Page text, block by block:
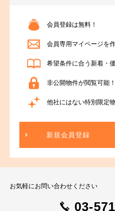
会員登録は無料！
会員専用マイページを
希望条件に合う新着・
非公開物件が閲覧可能！
他社にはない特別限定
新規会員登録
お気軽にお問い合わせください
03-